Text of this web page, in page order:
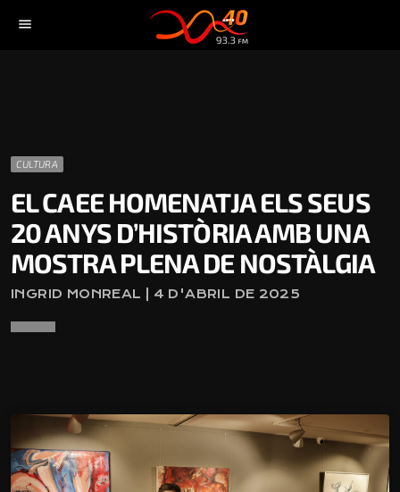
menu
CULTURA
EL CAEE HOMENATJA ELS SEUS
20 ANYS D’HISTÒRIA AMB UNA
MOSTRA PLENA DE NOSTÀLGIA
INGRID MONREAL | 4 D'ABRIL DE 2025